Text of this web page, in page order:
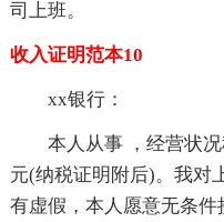
司上班。
收入证明范本10
xx银行：
本人从事 ，经营状
元(纳税证明附后)。我对
有虚假，本人愿意无条件